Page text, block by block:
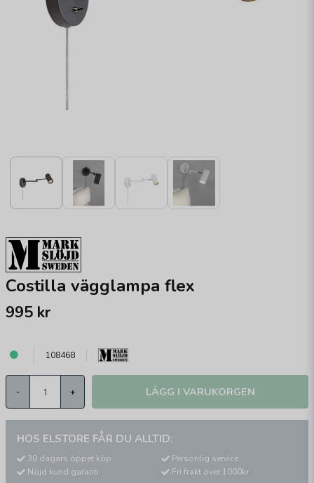
Costilla vägglampa flex
995 kr
108468
- + LÄGG I VARUKORGEN
HOS ELSTORE FÅR DU ALLTID:
30 dagars öppet köp
Nöjd kund garanti
Personlig service
Fri frakt över 1000kr